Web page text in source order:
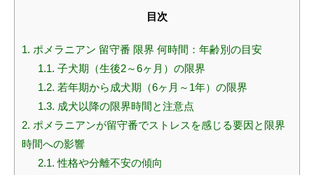
目次
1. ポメラニアン 留守番 限界 何時間：年齢別の目安
1.1. 子犬期（生後2～6ヶ月）の限界
1.2. 若年期から成犬期（6ヶ月～1年）の限界
1.3. 成犬以降の限界時間と注意点
2. ポメラニアンが留守番でストレスを感じる要因と限界
時間への影響
2.1. 性格や分離不安の傾向